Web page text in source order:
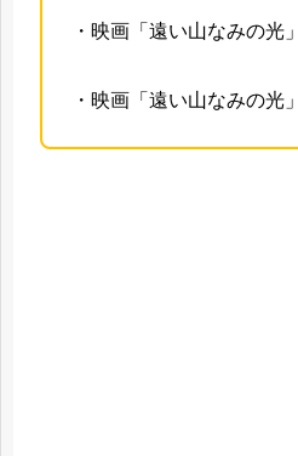
・映画「遠い山なみの光
・映画「遠い山なみの光